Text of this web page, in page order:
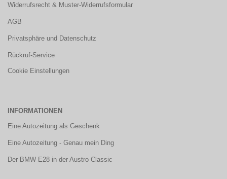
Widerrufsrecht & Muster-Widerrufsformular
AGB
Privatsphäre und Datenschutz
Rückruf-Service
Cookie Einstellungen
INFORMATIONEN
Eine Autozeitung als Geschenk
Eine Autozeitung - Genau mein Ding
Der BMW E28 in der Austro Classic